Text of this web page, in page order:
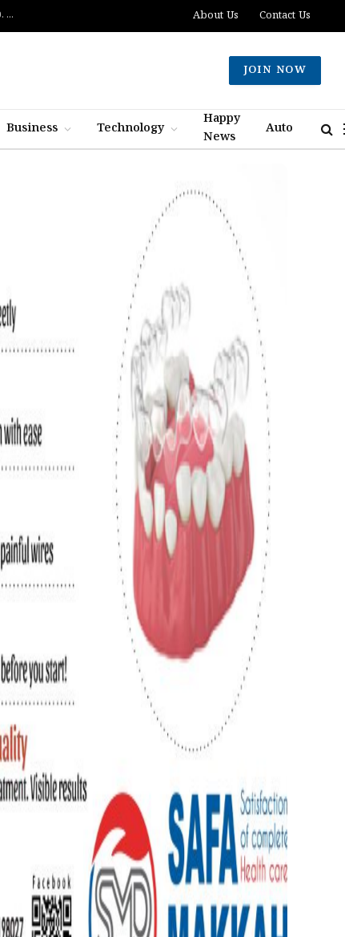
ദുബായിൽ പാസ്‌പോർട്ട് സേവനങ്ങൾ വേഗത്തിലാക്കും: പുതിയ കോൺസൽ ജനറൽ ഡോ. ഇ. വിഷ്ണുവർധൻ റെഡ്ഡി About Us Contact Us
JOIN NOW
Business Technology
Happy
News
Auto